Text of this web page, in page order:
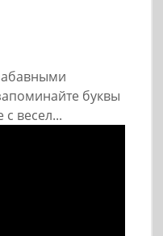
буквы
с весел...